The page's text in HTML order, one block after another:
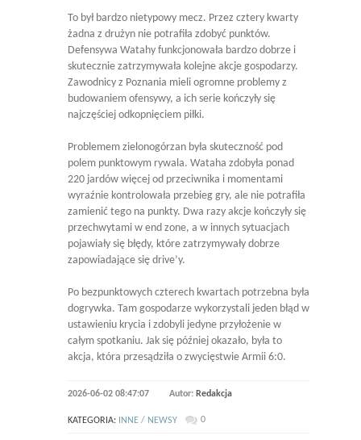
To był bardzo nietypowy mecz. Przez cztery kwarty
żadna z drużyn nie potrafiła zdobyć punktów.
Defensywa Watahy funkcjonowała bardzo dobrze i
skutecznie zatrzymywała kolejne akcje gospodarzy.
Zawodnicy z Poznania mieli ogromne problemy z
budowaniem ofensywy, a ich serie kończyły się
najczęściej odkopnięciem piłki.
Problemem zielonogórzan była skuteczność pod
polem punktowym rywala. Wataha zdobyła ponad
220 jardów więcej od przeciwnika i momentami
wyraźnie kontrolowała przebieg gry, ale nie potrafiła
zamienić tego na punkty. Dwa razy akcje kończyły się
przechwytami w end zone, a w innych sytuacjach
pojawiały się błędy, które zatrzymywały dobrze
zapowiadające się drive’y.
Po bezpunktowych czterech kwartach potrzebna była
dogrywka. Tam gospodarze wykorzystali jeden błąd w
ustawieniu krycia i zdobyli jedyne przyłożenie w
całym spotkaniu. Jak się później okazało, była to
akcja, która przesądziła o zwycięstwie Armii 6:0.
2026-06-02 08:47:07 Autor: Redakcja
KATEGORIA: INNE / NEWSY 0